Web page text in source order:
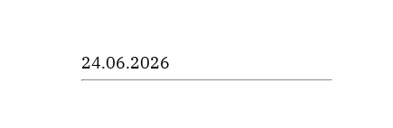
24.06.2026